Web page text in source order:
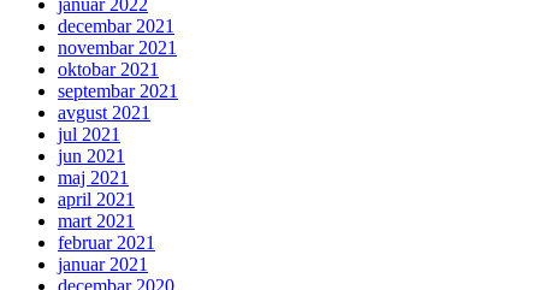
januar 2022
decembar 2021
novembar 2021
oktobar 2021
septembar 2021
avgust 2021
jul 2021
jun 2021
maj 2021
april 2021
mart 2021
februar 2021
januar 2021